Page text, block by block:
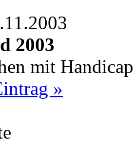
2003
mit Handicap
»